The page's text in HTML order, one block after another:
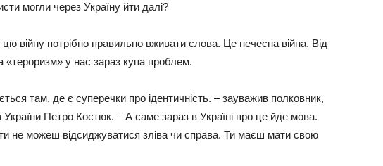
могли через Україну йти далі?
війну потрібно правильно вживати слова. Це нечесна війна. Від
«тероризм» у нас зараз купа проблем.
там, де є суперечки про ідентичність. – зауважив полковник,
Петро Костюк. – А саме зараз в Україні про це йде мова.
не можеш відсиджуватися зліва чи справа. Ти маєш мати свою